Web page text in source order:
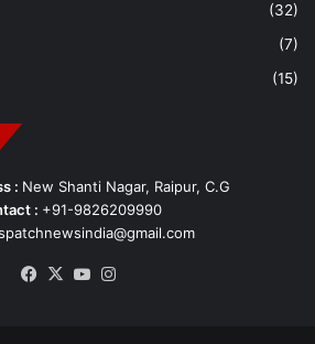
(32)
(7)
(15)
: New Shanti Nagar, Raipur, C.G
: +91-9826209990
Facebook
X YouTube